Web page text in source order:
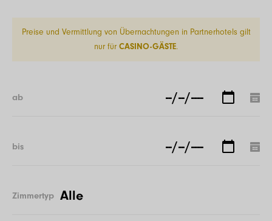
Preise und Vermittlung von Übernachtungen in Partnerhotels gilt
nur fürCASINO-GÄSTE.
ab
bis
Zimmertyp